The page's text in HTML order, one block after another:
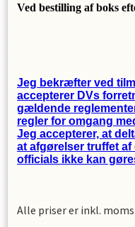
Ved bestilling af boks
Jeg bekræfter ved
accepterer DVs
gældende
regler for omgang
Jeg accepterer, at
at afgørelser truffet af
officials ikke kan
Alle priser er inkl. moms